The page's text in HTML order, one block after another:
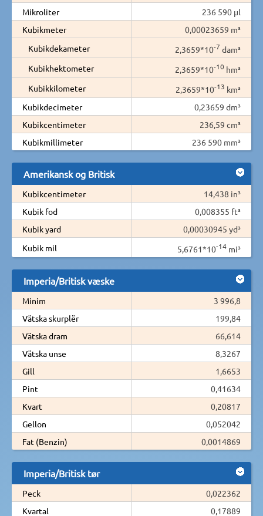
Mikroliter
236 590 µl
Kubikmeter
0,00023659 m³
Kubikdekameter
2,3659*10-7 dam³
Kubikhektometer
2,3659*10-10 hm³
Kubikkilometer
2,3659*10-13 km³
Kubikdecimeter
0,23659 dm³
Kubikcentimeter
236,59 cm³
Kubikmillimeter
236 590 mm³
Amerikansk og Britisk
Kubikcentimeter
14,438 in³
Kubik fod
0,008355 ft³
Kubik yard
0,00030945 yd³
Kubik mil
5,6761*10-14 mi³
Imperia/Britisk væske
Minim
3 996,8
Vätska skurplër
199,84
Vätska dram
66,614
Vätska unse
8,3267
Gill
1,6653
Pint
0,41634
Kvart
0,20817
Gellon
0,052042
Fat (Benzin)
0,0014869
Imperia/Britisk tør
Peck
0,022362
Kvartal
0,17889